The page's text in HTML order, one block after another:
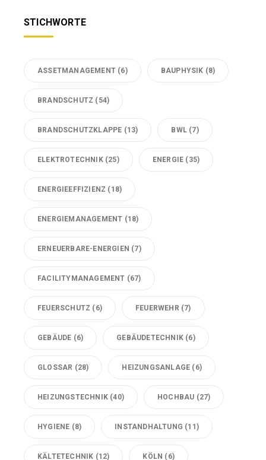
STICHWORTE
ASSETMANAGEMENT (6) BAUPHYSIK (8)
BRANDSCHUTZ (54)
BRANDSCHUTZKLAPPE (13) BWL (7)
ELEKTROTECHNIK(25) ENERGIE (35)
ENERGIEEFFIZIENZ (18)
ENERGIEMANAGEMENT (18)
ERNEUERBARE-ENERGIEN (7)
FACILITYMANAGEMENT (67)
FEUERSCHUTZ (6) FEUERWEHR (7)
GEBÄUDE (6) GEBÄUDETECHNIK (6)
GLOSSAR (28) HEIZUNGSANLAGE (6)
HEIZUNGSTECHNIK (40) HOCHBAU (27)
HYGIENE (8) INSTANDHALTUNG (11)
KÄLTETECHNIK (12) KÖLN (6)